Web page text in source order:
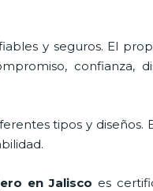
y seguros. El
confianza,
tipos y diseños.
en Jalisco es